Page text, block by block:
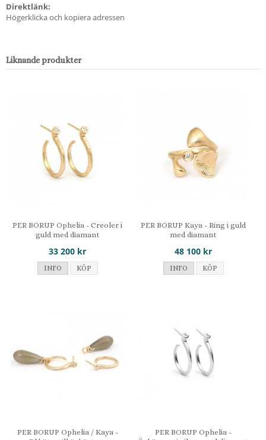
Direktlänk:
Högerklicka och kopiera adressen
Liknande produkter
PER BORUP Ophelia - Creoler i
guld med diamant
33 200 kr
INFO KÖP
PER BORUP Kaya - Ring i guld
med diamant
48 100 kr
INFO KÖP
PER BORUP Ophelia / Kaya -
PER BORUP Ophelia -